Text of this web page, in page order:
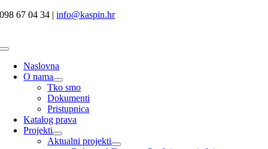
Skip
098 67 04 34 |info@kaspin.hr
Toggle
NavigationNaslovna
O nama
Tko smo
Dokumenti
Pristupnica
Katalog prava
Projekti
Aktualni projekti